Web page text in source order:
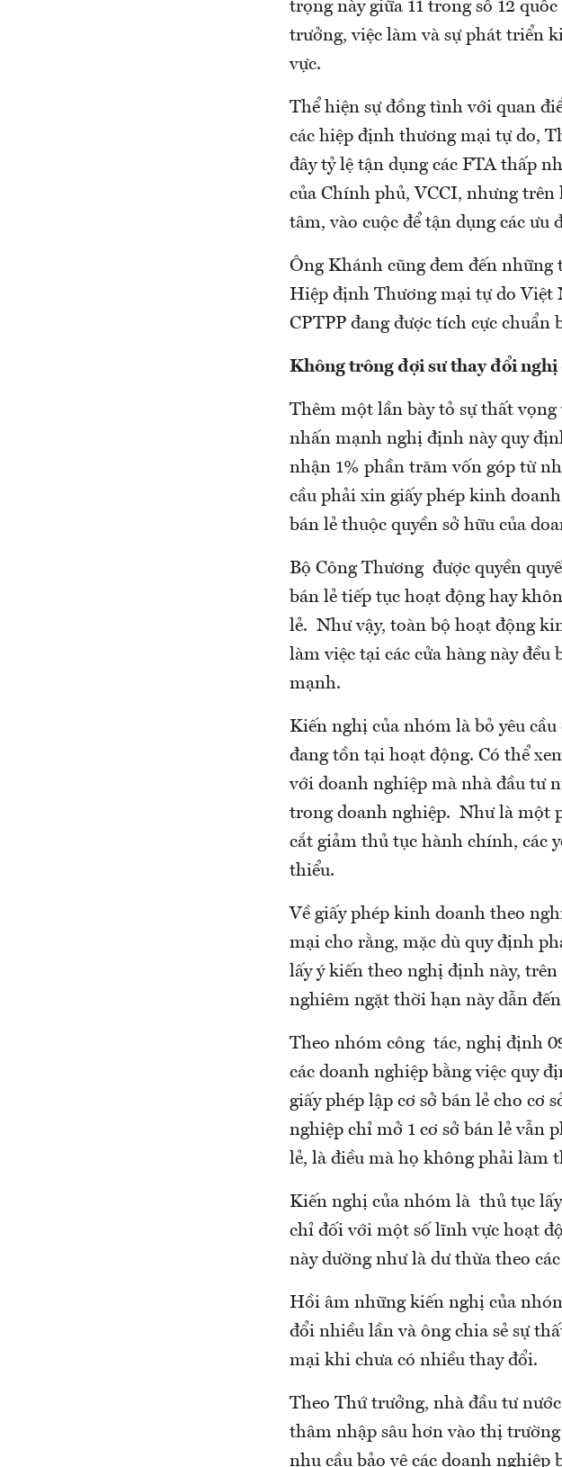
trọng này giữa 11 trong số 12
trưởng, việc làm và sự phát triển
vực.
Thể hiện sự đồng tình với quan
các hiệp định thương mại tự do,
đây tỷ lệ tận dụng các FTA thấp
của Chính phủ, VCCI, nhưng trên
tâm, vào cuộc để tận dụng các ưu
Ông Khánh cũng đem đến
Hiệp định Thương mại tự do Việt
CPTPP đang được tích cực
Không trông đợi sư thay đổi
Thêm một lần bày tỏ sự thất
nhấn mạnh nghị định này quy
nhận 1% phần trăm vốn góp từ
cầu phải xin giấy phép kinh
bán lẻ thuộc quyền sở hữu của
Bộ Công Thương được quyền
bán lẻ tiếp tục hoạt động hay
lẻ. Như vậy, toàn bộ hoạt động
làm việc tại các cửa hàng này
mạnh.
Kiến nghị của nhóm là bỏ yêu
đang tồn tại hoạt động. Có thể
với doanh nghiệp mà nhà đầu tư
trong doanh nghiệp. Như là một
cắt giảm thủ tục hành chính, các
thiểu.
Về giấy phép kinh doanh theo
mại cho rằng, mặc dù quy định
lấy ý kiến theo nghị định này,
nghiêm ngặt thời hạn này dẫn
Theo nhóm công tác, nghị định
các doanh nghiệp bằng việc quy
giấy phép lập cơ sở bán lẻ cho cơ
nghiệp chỉ mở 1 cơ sở bán lẻ vẫn
lẻ, là điều mà họ không phải làm
Kiến nghị của nhóm là thủ tục
chỉ đối với một số lĩnh vực hoạt
này dường như là dư thừa theo
Hồi âm những kiến nghị của
đổi nhiều lần và ông chia sẻ sự
mại khi chưa có nhiều thay đổi.
Theo Thứ trưởng, nhà đầu tư
thâm nhập sâu hơn vào thị
nhu cầu bảo vệ các doanh